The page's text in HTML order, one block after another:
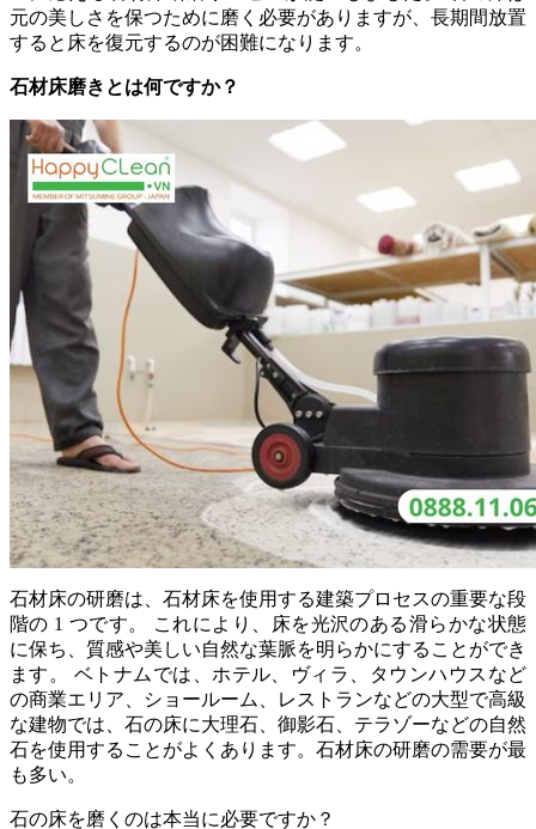
元の美しさを保つために磨く必要がありますが、長期間放置
すると床を復元するのが困難になります。
石材床磨きとは何ですか？
石材床の研磨は、石材床を使用する建築プロセスの重要な段
階の 1 つです。 これにより、床を光沢のある滑らかな状態
に保ち、質感や美しい自然な葉脈を明らかにすることができ
ます。 ベトナムでは、ホテル、ヴィラ、タウンハウスなど
の商業エリア、ショールーム、レストランなどの大型で高級
な建物では、石の床に大理石、御影石、テラゾーなどの自然
石を使用することがよくあります。石材床の研磨の需要が最
も多い。
石の床を磨くのは本当に必要ですか？